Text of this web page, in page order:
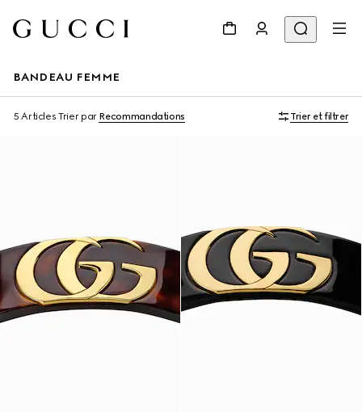
BANDEAU FEMME
5 Articles Trier par Recommandations Trier et filtrer